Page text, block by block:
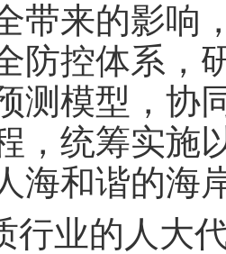
带来的影响
防控体系，
测模型，协
，统筹实施
海和谐的海
行业的人大